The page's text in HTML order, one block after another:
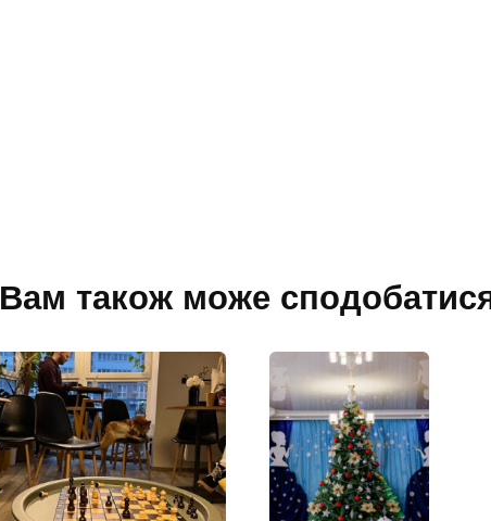
Вам також може